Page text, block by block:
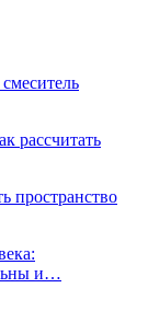
рассчитать
пространство
и…